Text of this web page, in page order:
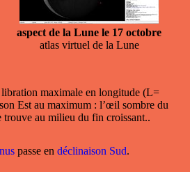
aspect de la Lune le 17 octobre
atlas virtuel de la Lune
libration maximale en longitude (L=
Est au maximum : l’œil sombre du
trouve au milieu du fin croissant..
passe en déclinaison Sud.